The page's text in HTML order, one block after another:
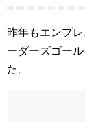
昨年もエンプ
ーダーズゴー
た。